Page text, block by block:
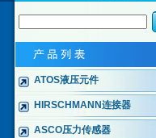
ATOS液压元件
HIRSCHMANN连接器
ASCO压力传感器